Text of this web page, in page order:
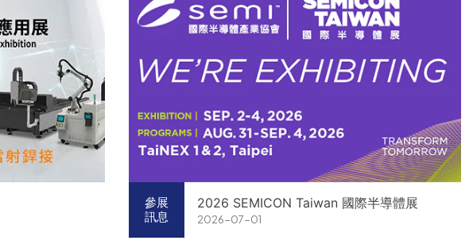
參展
訊息
2026 SEMICON Taiwan 國際半導體展
2026-07-01